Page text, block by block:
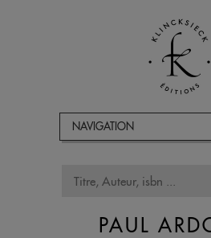
NAVIGATION
PAUL